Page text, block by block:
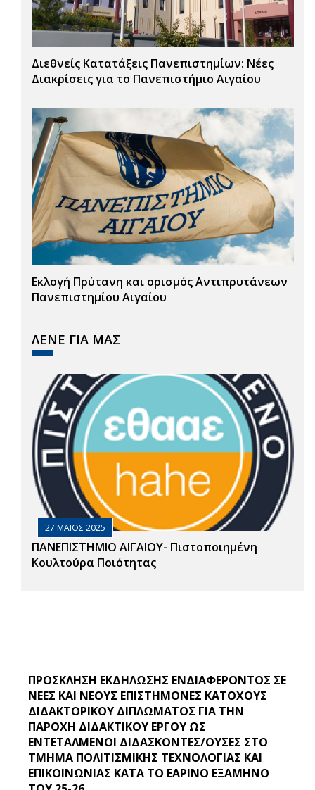
Διεθνείς Κατατάξεις Πανεπιστημίων: Νέες
Διακρίσεις για το Πανεπιστήμιο Αιγαίου
Εκλογή Πρύτανη και ορισμός Αντιπρυτάνεων
Πανεπιστημίου Αιγαίου
ΛΕΝΕ ΓΙΑ ΜΑΣ
27 ΜΑΙΟΣ 2025
ΠΑΝΕΠΙΣΤΗΜΙΟ ΑΙΓΑΙΟΥ- Πιστοποιημένη
Κουλτούρα Ποιότητας
ΠΡΟΣΚΛΗΣΗ ΕΚΔΗΛΩΣΗΣ ΕΝΔΙΑΦΕΡΟΝΤΟΣ ΣΕ
ΝΕΕΣ ΚΑΙ ΝΕΟΥΣ ΕΠΙΣΤΗΜΟΝΕΣ ΚΑΤΟΧΟΥΣ
ΔΙΔΑΚΤΟΡΙΚΟΥ ΔΙΠΛΩΜΑΤΟΣ ΓΙΑ ΤΗΝ
ΠΑΡΟΧΗ ΔΙΔΑΚΤΙΚΟΥ ΕΡΓΟΥ ΩΣ
ΕΝΤΕΤΑΛΜΕΝΟΙ ΔΙΔΑΣΚΟΝΤΕΣ/ΟΥΣΕΣ ΣΤΟ
ΤΜΗΜΑ ΠΟΛΙΤΙΣΜΙΚΗΣ ΤΕΧΝΟΛΟΓΙΑΣ ΚΑΙ
ΕΠΙΚΟΙΝΩΝΙΑΣ ΚΑΤΑ ΤΟ ΕΑΡΙΝΟ ΕΞΑΜΗΝΟ